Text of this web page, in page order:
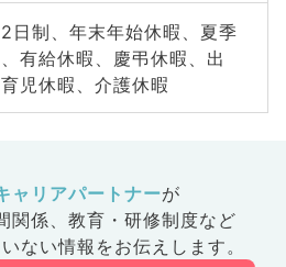
日制、年末年始休暇、夏季
有給休暇、慶弔休暇、出
児休暇、介護休暇
ャリアパートナーが
係、 教育・研修制度など
ない情報をお伝えします。